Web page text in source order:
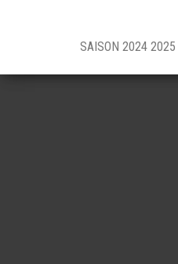
SAISON 2024 2025